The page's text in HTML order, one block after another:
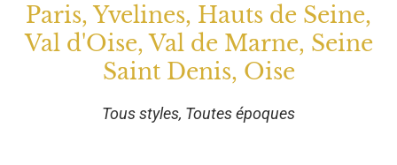
Paris, Yvelines, Hauts de Seine,
Val d'Oise, Val de Marne, Seine
Saint Denis, Oise
Tous styles, Toutes époques